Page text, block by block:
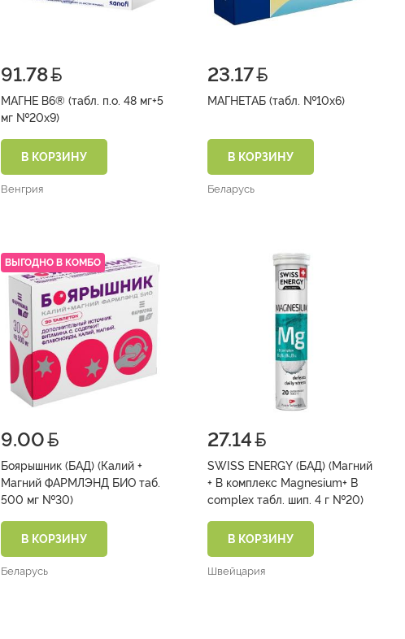
91.78
МАГНЕ В6® (табл. п.о. 48 мг+5
мг №20х9)
В КОРЗИНУ
Венгрия
23.17
МАГНЕТАБ (табл. №10х6)
В КОРЗИНУ
Беларусь
ВЫГОДНО В КОМБО
9.00
Боярышник (БАД) (Калий +
Магний ФАРМЛЭНД БИО таб.
500 мг №30)
В КОРЗИНУ
Беларусь
27.14
SWISS ENERGY (БАД) (Магний
+ В комплекс Magnesium+ B
complex табл. шип. 4 г №20)
В КОРЗИНУ
Швейцария